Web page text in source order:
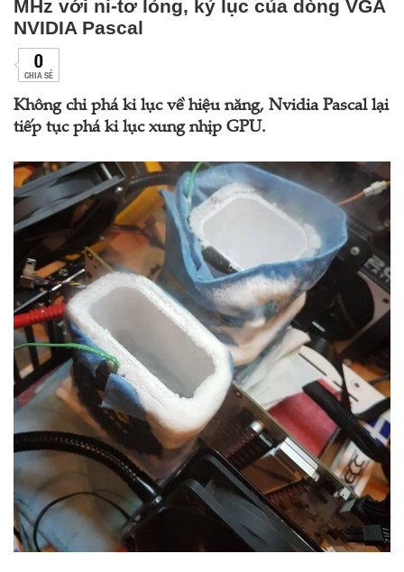
MHz với ni-tơ lỏng, kỷ lục của dòng VGA
NVIDIA Pascal
0
CHIA SẺ
Không chỉ phá kỉ lục về hiệu năng, Nvidia Pascal lại
tiếp tục phá kỉ lục xung nhịp GPU.